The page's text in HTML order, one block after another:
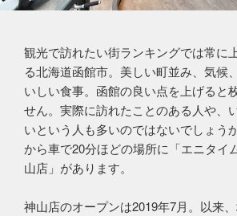
観光で訪れたい街ランキングでは常に
る北海道函館市。美しい町並み、気候
いしい食事。函館の良い点を上げると
せん。実際に訪れたことのある人や、
いという人も多いのではないでしょう
から車で20分ほどの場所に「エニタイ
山店」があります。
神山店のオープンは2019年7月。以来